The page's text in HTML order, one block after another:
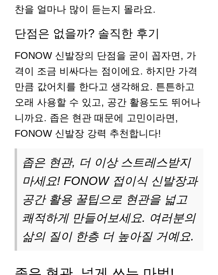
찬을 얼마나 많이 듣는지 몰라요.
단점은 없을까? 솔직한 후기
FONOW 신발장의 단점을 굳이 꼽자면, 가
격이 조금 비싸다는 점이에요. 하지만 가격
만큼 값어치를 한다고 생각해요. 튼튼하고
오래 사용할 수 있고, 공간 활용도도 뛰어나
니까요. 좁은 현관 때문에 고민이라면,
FONOW 신발장 강력 추천합니다!
좁은 현관, 더 이상 스트레스받지
마세요! FONOW 접이식 신발장과
공간 활용 꿀팁으로 현관을 넓고
쾌적하게 만들어보세요. 여러분의
삶의 질이 한층 더 높아질 거예요.